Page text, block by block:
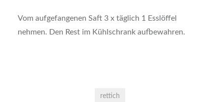
Vom aufgefangenen Saft 3 x täglich 1 Esslöffel
nehmen. Den Rest im Kühlschrank aufbewahren.
rettich